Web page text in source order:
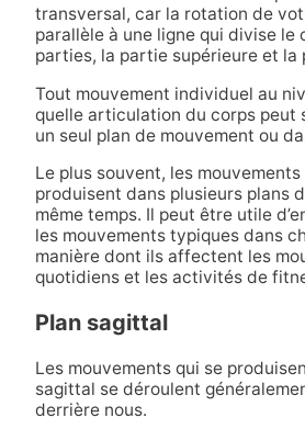
transversal, car la rotation de
parallèle à une ligne qui divise le
parties, la partie supérieure et la
Tout mouvement individuel au
quelle articulation du corps peut
un seul plan de mouvement ou
Le plus souvent, les
produisent dans plusieurs plans
même temps. Il peut être utile
les mouvements typiques dans
manière dont ils affectent les
quotidiens et les activités de
Plan sagittal
Les mouvements qui se
sagittal se déroulent
derrière nous.